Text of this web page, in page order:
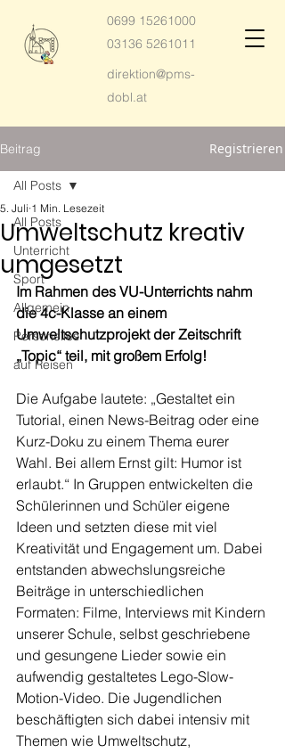
0699 15261000
03136 5261011
direktion@pms-
dobl.at
Beitrag Registrieren
All Posts
Unterricht
Sport
Allgemein
Personelles
auf Reisen
All Posts
Umweltschutz kreativ
umgesetzt
5. Juli 1 Min. Lesezeit
Im Rahmen des VU-Unterrichts nahm
die 4c-Klasse an einem
Umweltschutzprojekt der Zeitschrift
„Topic“ teil, mit großem Erfolg!
Die Aufgabe lautete: „Gestaltet ein
Tutorial, einen News-Beitrag oder eine
Kurz-Doku zu einem Thema eurer
Wahl. Bei allem Ernst gilt: Humor ist
erlaubt.“ In Gruppen entwickelten die
Schülerinnen und Schüler eigene
Ideen und setzten diese mit viel
Kreativität und Engagement um. Dabei
entstanden abwechslungsreiche
Beiträge in unterschiedlichen
Formaten: Filme, Interviews mit Kindern
unserer Schule, selbst geschriebene
und gesungene Lieder sowie ein
aufwendig gestaltetes Lego-Slow-
Motion-Video. Die Jugendlichen
beschäftigten sich dabei intensiv mit
Themen wie Umweltschutz,